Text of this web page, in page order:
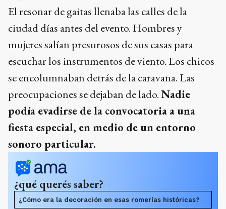
El resonar de gaitas llenaba las calles de la
ciudad días antes del evento. Hombres y
mujeres salían presurosos de sus casas para
escuchar los instrumentos de viento. Los chicos
se encolumnaban detrás de la caravana. Las
preocupaciones se dejaban de lado.Nadie
podía evadirse de la convocatoria a una
fiesta especial, en medio de un entorno
sonoro particular.
¿qué querés saber?
¿Cómo era la decoración en esas romerías históricas?